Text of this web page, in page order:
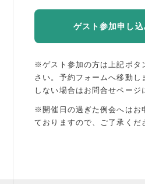
ゲスト参加申し
※ゲスト参加の方は上記ボタ
さい。予約フォームへ移動し
しない場合はお問合せページ
※開催日の過ぎた例会へはお
ておりますので、ご了承くだ